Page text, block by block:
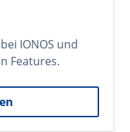
IONOS und
Features.